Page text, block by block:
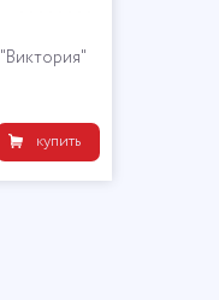
купить